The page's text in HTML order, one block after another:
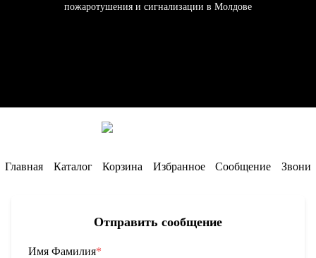
пожаротушения и сигнализации в Молдове
Главная Каталог Корзина Избранное Сообщение Звони
Отправить сообщение
Имя Фамилия*